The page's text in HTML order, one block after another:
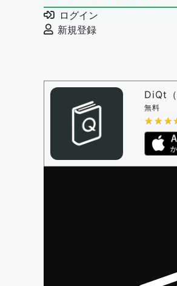
ログイン
新規登録
DiQt（
無料